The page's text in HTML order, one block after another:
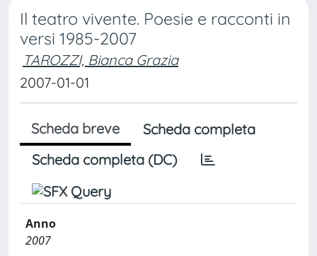
Il teatro vivente. Poesie e racconti in
versi 1985-2007
TAROZZI, Bianca Grazia
2007-01-01
Scheda breve
Scheda completa
Scheda completa (DC)
Anno
2007